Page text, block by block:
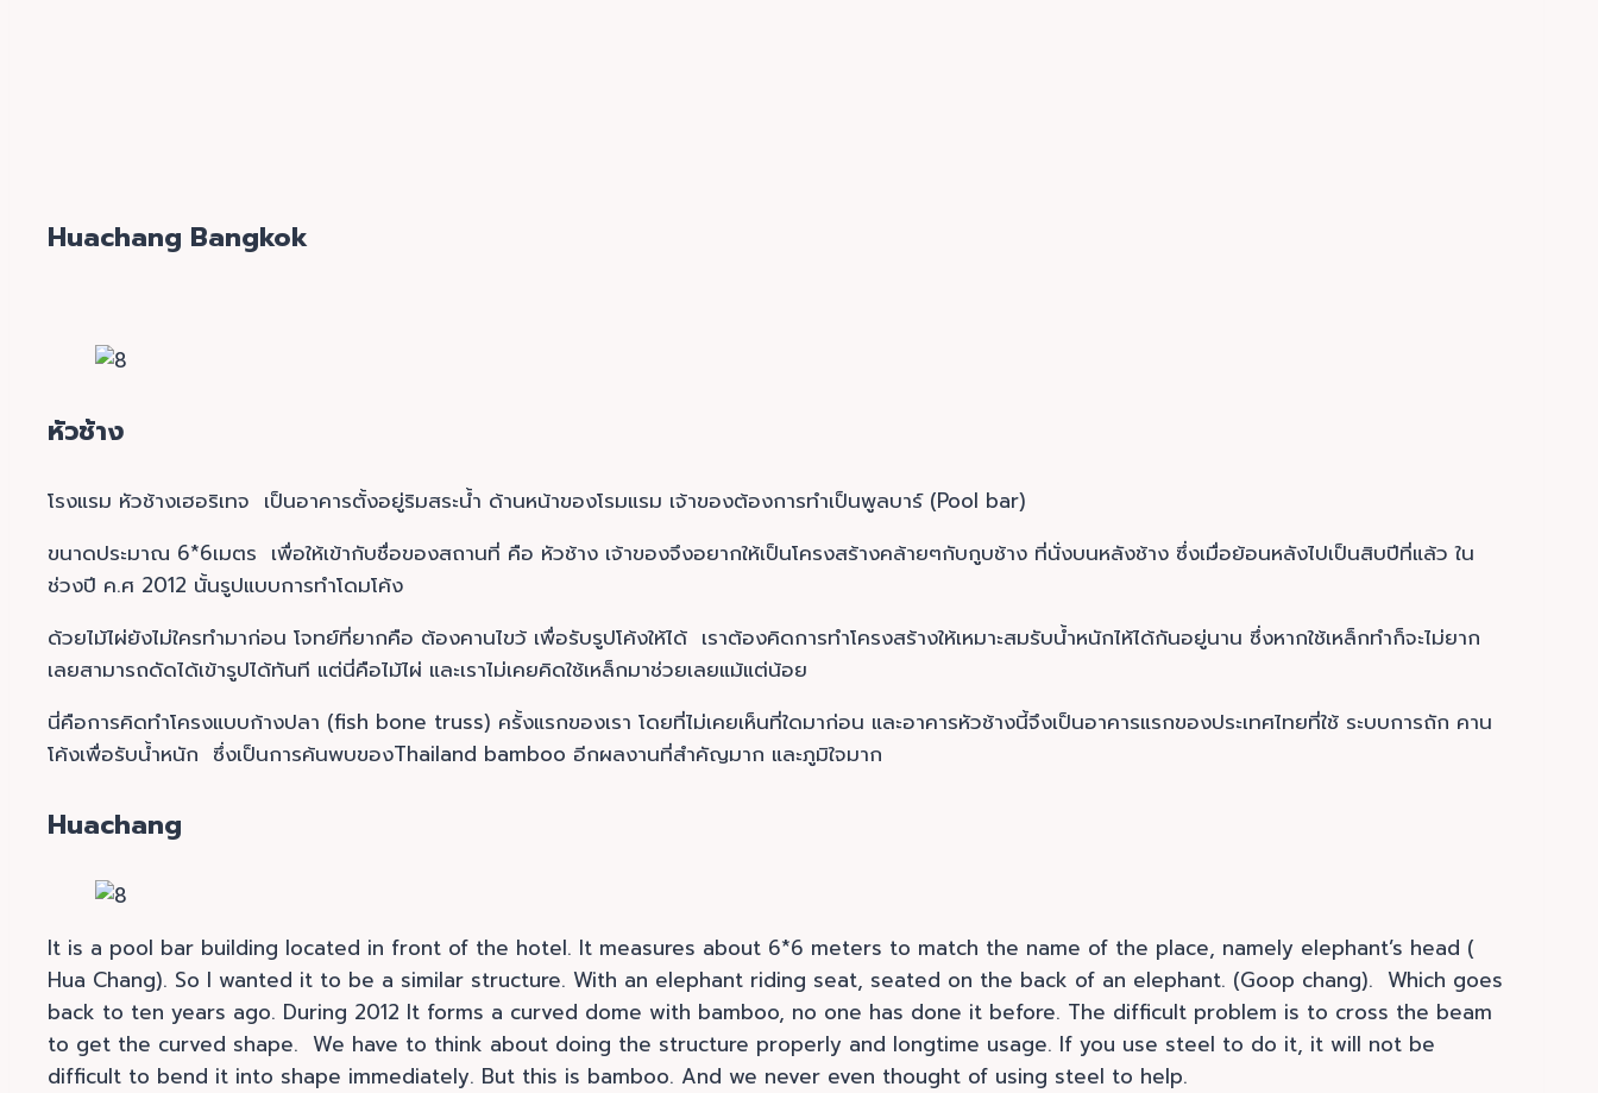
Huachang Bangkok
หัวช้าง
โรงแรม หัวช้างเฮอริเทจ เป็นอาคารตั้งอยู่ริมสระน้ำ ด้านหน้าของโรมแรม เจ้าของต้องการทำเป็นพูลบาร์ (Pool bar)
ขนาดประมาณ 6*6เมตร เพื่อให้เข้ากับชื่อของสถานที่ คือ หัวช้าง เจ้าของจึงอยากให้เป็นโครงสร้างคล้ายๆกับกูบช้าง ที่นั่งบนหลังช้าง ซึ่งเมื่อย้อนหลังไปเป็นสิบปีที่แล้ว ใน
ช่วงปี ค.ศ 2012 นั้นรูปแบบการทำโดมโค้ง
ด้วยไม้ไผ่ยังไม่ใครทำมาก่อน โจทย์ที่ยากคือ ต้องคานไขว้ เพื่อรับรูปโค้งให้ได้ เราต้องคิดการทำโครงสร้างให้เหมาะสมรับน้ำหนักไห้ได้กันอยู่นาน ซึ่งหากใช้เหล็กทำก็จะไม่ยาก
เลยสามารถดัดได้เข้ารูปได้ทันที แต่นี่คือไม้ไผ่ และเราไม่เคยคิดใช้เหล็กมาช่วยเลยแม้แต่น้อย
นี่คือการคิดทำโครงแบบก้างปลา (fish bone truss) ครั้งแรกของเรา โดยที่ไม่เคยเห็นที่ใดมาก่อน และอาคารหัวช้างนี้จึงเป็นอาคารแรกของประเทศไทยที่ใช้ ระบบการถัก คาน
โค้งเพื่อรับน้ำหนัก ซึ่งเป็นการค้นพบของThailand bamboo อีกผลงานที่สำคัญมาก และภูมิใจมาก
Huachang
It is a pool bar building located in front of the hotel. It measures about 6*6 meters to match the name of the place, namely elephant’s head (
Hua Chang). So I wanted it to be a similar structure. With an elephant riding seat, seated on the back of an elephant. (Goop chang). Which goes
back to ten years ago. During 2012 It forms a curved dome with bamboo, no one has done it before. The difficult problem is to cross the beam
to get the curved shape. We have to think about doing the structure properly and longtime usage. If you use steel to do it, it will not be
difficult to bend it into shape immediately. But this is bamboo. And we never even thought of using steel to help.